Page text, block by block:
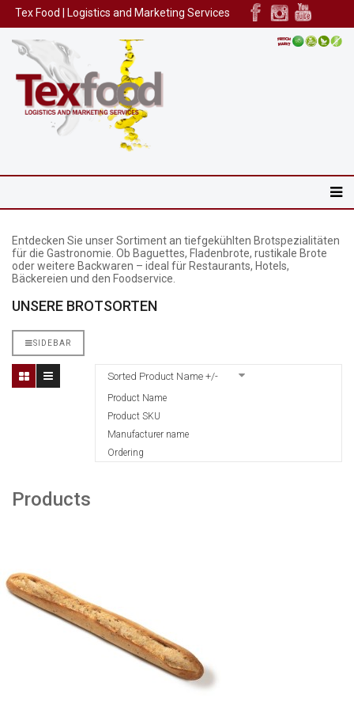
Tex Food | Logistics and Marketing Services
Entdecken Sie unser Sortiment an tiefgekühlten Brotspezialitäten
für die Gastronomie. Ob Baguettes, Fladenbrote, rustikale Brote
oder weitere Backwaren – ideal für Restaurants, Hotels,
Bäckereien und den Foodservice.
UNSERE BROTSORTEN
SIDEBAR
Sorted Product Name +/-
Product Name
Product SKU
Manufacturer name
Ordering
Products